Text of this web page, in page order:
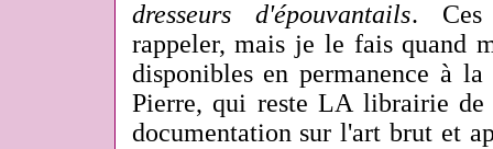
dresseurs d'épouvantails.
rappeler, mais je le fais quand
disponibles en permanence à
Pierre, qui reste LA librairie de
documentation sur l'art brut et